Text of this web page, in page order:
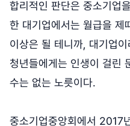
합리적인 판단은 중소기업
한 대기업에서는 월급을 제
이상은 될 테니까, 대기업
청년들에게는 인생이 걸린
수는 없는 노릇이다.
중소기업중앙회에서 2017